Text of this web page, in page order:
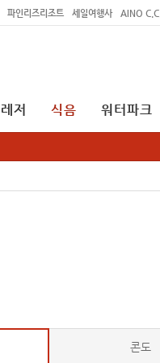
파인리즈리조트 세일여행사 AINO C.C.
레저 식음 워터파크
콘도